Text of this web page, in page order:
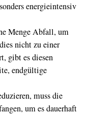
energieintensiv
Menge Abfall, um
nicht zu einer
gibt es diesen
endgültige
muss die
um es dauerhaft